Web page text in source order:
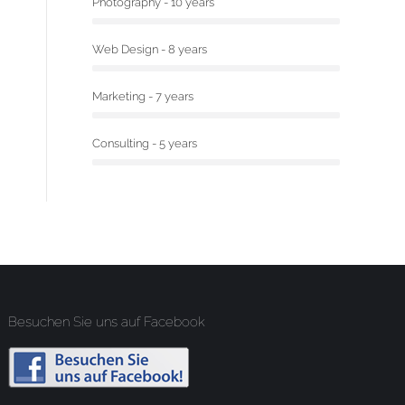
Web Design - 8 years
Marketing - 7 years
Consulting - 5 years
Besuchen Sie uns auf Facebook